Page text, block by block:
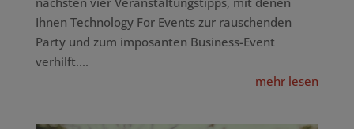
Ihnen Technology For Events zur rauschenden
Party und zum imposanten Business-Event
verhilft....
mehr lesen